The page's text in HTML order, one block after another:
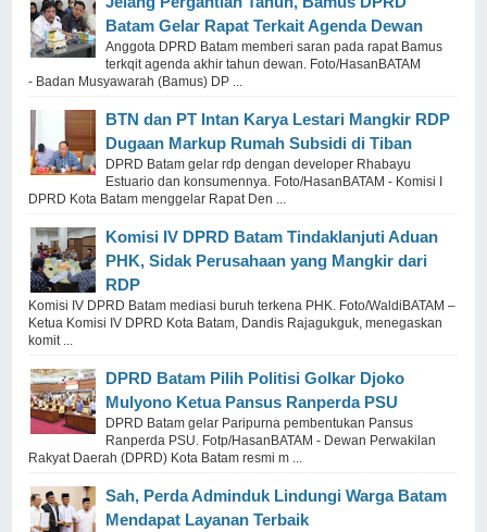
Batam Gelar Rapat Terkait Agenda Dewan
Anggota DPRD Batam memberi saran pada rapat Bamus
terkqit agenda akhir tahun dewan. Foto/HasanBATAM
- Badan Musyawarah (Bamus) DP ...
BTN dan PT Intan Karya Lestari Mangkir RDP
Dugaan Markup Rumah Subsidi di Tiban
DPRD Batam gelar rdp dengan developer Rhabayu
Estuario dan konsumennya. Foto/HasanBATAM - Komisi I
DPRD Kota Batam menggelar Rapat Den ...
Komisi IV DPRD Batam Tindaklanjuti Aduan
PHK, Sidak Perusahaan yang Mangkir dari
RDP
Komisi IV DPRD Batam mediasi buruh terkena PHK. Foto/WaldiBATAM –
Ketua Komisi IV DPRD Kota Batam, Dandis Rajagukguk, menegaskan
komit ...
DPRD Batam Pilih Politisi Golkar Djoko
Mulyono Ketua Pansus Ranperda PSU
DPRD Batam gelar Paripurna pembentukan Pansus
Ranperda PSU. Fotp/HasanBATAM - Dewan Perwakilan
Rakyat Daerah (DPRD) Kota Batam resmi m ...
Sah, Perda Adminduk Lindungi Warga Batam
Mendapat Layanan Terbaik